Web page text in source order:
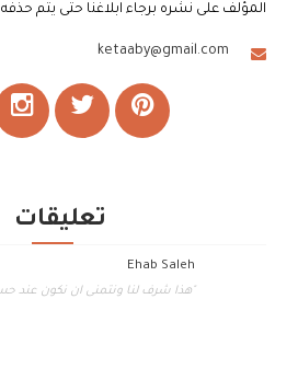
المؤلف على نشره برجاء ابلاغنا حتى يتم حذفه
ketaaby@gmail.com
تعليقات
Ehab Saleh
"هذا شرف لنا ونتمنى ان نكون عند حسن ظنكم"